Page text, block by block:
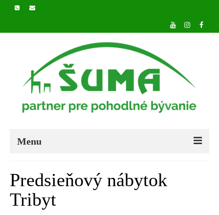
Menu
PRODUKTY
Predsieňový nábytok
Tribyt